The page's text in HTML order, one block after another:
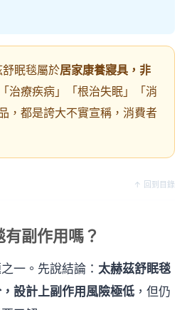
舒眠毯屬於居家康養寢具，非
治療疾病」「根治失眠」「消
，都是誇大不實宣稱，消費者
↑ 回到目錄
副作用嗎？
一。先說結論： 太赫茲舒眠毯
設計上副作用風險極低 ，但仍